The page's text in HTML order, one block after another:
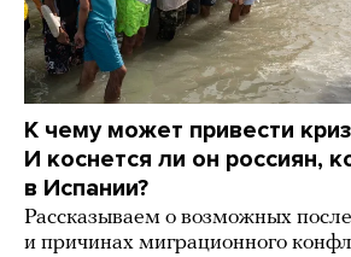
К чему может привести
И коснется ли он россиян,
в Испании?
Рассказываем о возможных
и причинах миграционного